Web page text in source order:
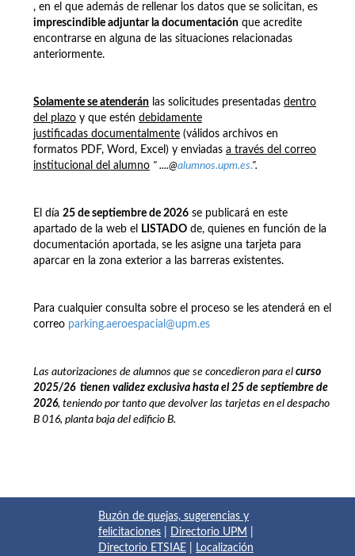
, en el que además de rellenar los datos que se solicitan, es
imprescindible adjuntar la documentación que acredite
encontrarse en alguna de las situaciones relacionadas
anteriormente.
Solamente se atenderán las solicitudes presentadas dentro
del plazo y que estén debidamente
justificadas documentalmente (válidos archivos en
formatos PDF, Word, Excel) y enviadas a través del correo
institucional del alumno " ....@alumnos.upm.es.".
El día 25 de septiembre de 2026 se publicará en este
apartado de la web el
LISTADO de, quienes en función de la
documentación aportada, se les asigne una tarjeta para
aparcar en la zona exterior a las barreras existentes.
Para cualquier consulta sobre el proceso se les atenderá en el
correo parking.aeroespacial@upm.es
Las autorizaciones de alumnos que se concedieron para el curso
2025/26 tienen validez exclusiva hasta el 25 de septiembre de
2026, teniendo por tanto que devolver las tarjetas en el despacho
B 016, planta baja del edificio B.
Buzón de quejas, sugerencias y
felicitaciones
Directorio UPM
Directorio ETSIAE
Localización